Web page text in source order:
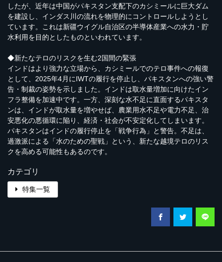
したが、近年は中国がパキスタン支配下のカシミールに巨大ダム
を建設し、インダス川の流れを物理的にコントロールしようとし
ています。これは新疆ウイグル自治区の半導体産業への水力・貯
水利用を目的としたものといわれています。
◆新たなテロのリスクを生む2国間の緊張
インドはより強力な立場から、カシミールでのテロ事件への報復
として、2025年4月にIWTの履行を停止し、パキスタンへの強い警
告・制裁の姿勢を示しました。インドは取水量増加に向けたイン
フラ整備を加速中です。一方、深刻な水不足に直面するパキスタ
ンは、インドが取水量を増やせば、農業用水不足や電力不足、治
安悪化の悪循環に陥り、経済・社会が不安定化してしまいます。
パキスタンはインドの履行停止を「戦争行為」と警告。不足は、
過激派による「水のための聖戦」という、新たな越境テロのリス
クを高める可能性もあるのです。
カテゴリ
特集一覧